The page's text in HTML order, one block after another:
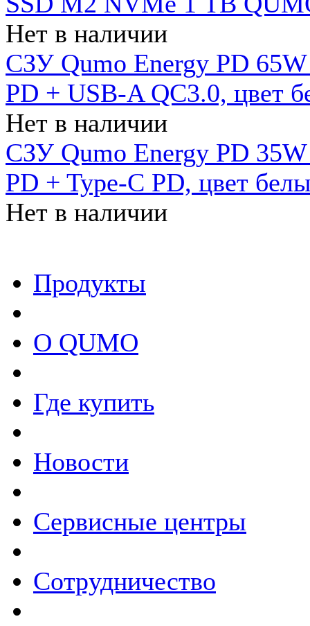
Нет в наличии
СЗУ Qumo Energy PD
PD + USB-A QC3.0, цвет
Нет в наличии
СЗУ Qumo Energy PD
PD + Type-C PD, цвет
Нет в наличии
Продукты
О QUMO
Где купить
Новости
Сервисные центры
Сотрудничество